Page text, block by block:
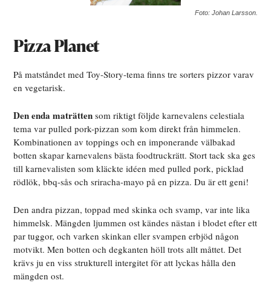
Foto: Johan Larsson.
Pizza Planet
På matståndet med Toy-Story-tema finns tre sorters pizzor varav
en vegetarisk.
Den enda maträtten som riktigt följde karnevalens celestiala
tema var pulled pork-pizzan som kom direkt från himmelen.
Kombinationen av toppings och en imponerande välbakad
botten skapar karnevalens bästa foodtruckrätt. Stort tack ska ges
till karnevalisten som kläckte idéen med pulled pork, picklad
rödlök, bbq-sås och sriracha-mayo på en pizza. Du är ett geni!
Den andra pizzan, toppad med skinka och svamp, var inte lika
himmelsk. Mängden ljummen ost kändes nästan i blodet efter ett
par tuggor, och varken skinkan eller svampen erbjöd någon
motvikt. Men botten och degkanten höll trots allt måttet. Det
krävs ju en viss strukturell intergitet för att lyckas hålla den
mängden ost.